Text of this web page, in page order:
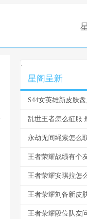
.
星阁呈新
S44女英雄新皮肤
乱世王者怎么征服
永劫无间绳索怎么
王者荣耀刘备新皮
王者荣耀段位队友